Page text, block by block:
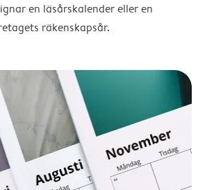
en läsårskalender eller en
räkenskapsår.